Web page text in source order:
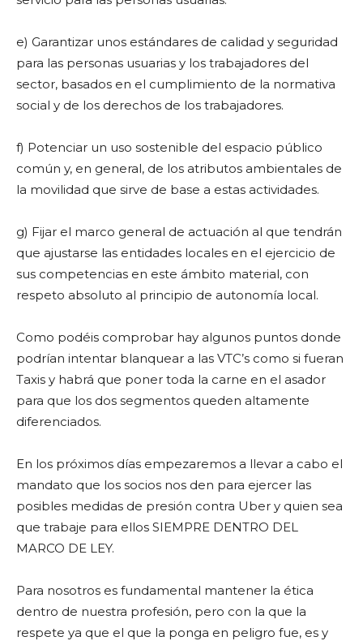
e) Garantizar unos estándares de calidad y seguridad
para las personas usuarias y los trabajadores del
sector, basados en el cumplimiento de la normativa
social y de los derechos de los trabajadores.
f) Potenciar un uso sostenible del espacio público
común y, en general, de los atributos ambientales de
la movilidad que sirve de base a estas actividades.
g) Fijar el marco general de actuación al que tendrán
que ajustarse las entidades locales en el ejercicio de
sus competencias en este ámbito material, con
respeto absoluto al principio de autonomía local.
Como podéis comprobar hay algunos puntos donde
podrían intentar blanquear a las VTC’s como si fueran
Taxis y habrá que poner toda la carne en el asador
para que los dos segmentos queden altamente
diferenciados.
En los próximos días empezaremos a llevar a cabo el
mandato que los socios nos den para ejercer las
posibles medidas de presión contra Uber y quien sea
que trabaje para ellos SIEMPRE DENTRO DEL
MARCO DE LEY.
Para nosotros es fundamental mantener la ética
dentro de nuestra profesión, pero con la que la
respete ya que el que la ponga en peligro fue, es y